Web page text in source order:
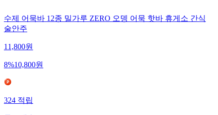
수제 어묵바 12종 밀가루 ZERO 오뎅 어묵 핫바 휴게소 간식
술안주
11,800원
8%10,800원
324적립